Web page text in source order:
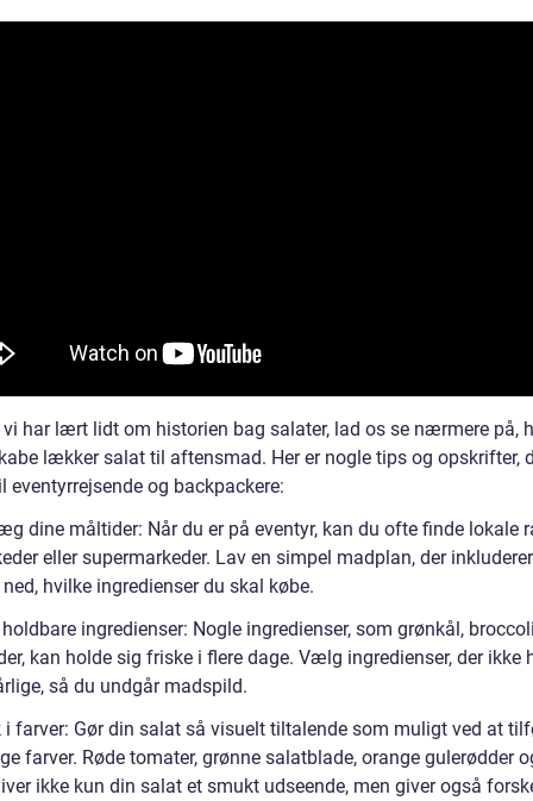
vi har lært lidt om historien bag salater, lad os se nærmere på,
lækker salat til aftensmad. Her er nogle tips og opskrifter,
eventyrrejsende og backpackere:
dine måltider: Når du er på eventyr, kan du ofte finde lokale
eller supermarkeder. Lav en simpel madplan, der
hvilke ingredienser du skal købe.
ingredienser: Nogle ingredienser, som grønkål,
kan holde sig friske i flere dage. Vælg ingredienser, der ikke
så du undgår madspild.
farver: Gør din salat så visuelt tiltalende som muligt ved at
farver. Røde tomater, grønne salatblade, orange gulerødder
ikke kun din salat et smukt udseende, men giver også